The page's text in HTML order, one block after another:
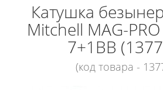
Катушка
Mitchell MAG-
7+1BB
(код товара -